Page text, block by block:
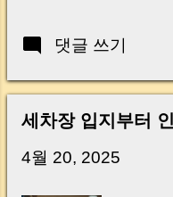
Your Account Is It
Real Risks and
Key Takeaway 혹
신가요? “잔금일…
닌가요?” 하지만 현
댓글 쓰기
세차장 입지부터
4월 20, 2025